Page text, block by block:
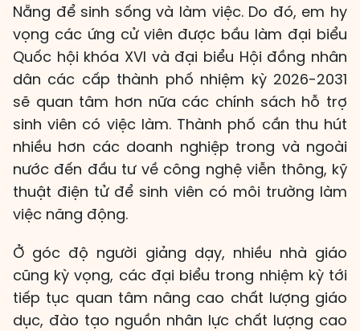
Nẵng để sinh sống và làm việc. Do đó, em hy
vọng các ứng cử viên được bầu làm đại biểu
Quốc hội khóa XVI và đại biểu Hội đồng nhân
dân các cấp thành phố nhiệm kỳ 2026-2031
sẽ quan tâm hơn nữa các chính sách hỗ trợ
sinh viên có việc làm. Thành phố cần thu hút
nhiều hơn các doanh nghiệp trong và ngoài
nước đến đầu tư về công nghệ viễn thông, kỹ
thuật điện tử để sinh viên có môi trường làm
việc năng động.
Ở góc độ người giảng dạy, nhiều nhà giáo
cũng kỳ vọng, các đại biểu trong nhiệm kỳ tới
tiếp tục quan tâm nâng cao chất lượng giáo
dục, đào tạo nguồn nhân lực chất lượng cao